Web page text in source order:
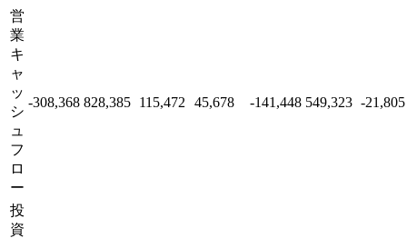
営
業
キ
ャ
ッ
シ
ュ
フ
ロ
ー
-308,368 828,385 115,472 45,678 -141,448 549,323 -21,805
投
資